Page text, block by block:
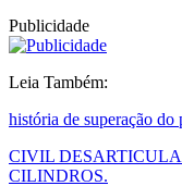
Publicidade
Leia Também:
história de superação
CIVIL
CILINDROS.